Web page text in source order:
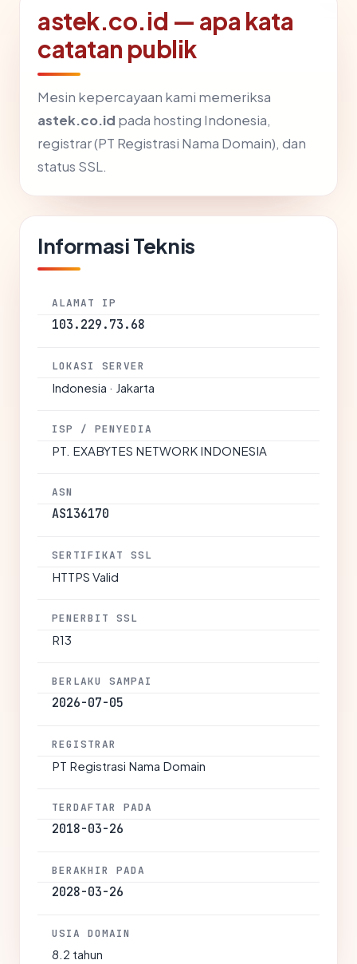
astek.co.id — apa kata
catatan publik
Mesin kepercayaan kami memeriksa
astek.co.id pada hosting Indonesia,
registrar (PT Registrasi Nama Domain), dan
status SSL.
Informasi Teknis
ALAMAT IP
103.229.73.68
LOKASI SERVER
Indonesia · Jakarta
ISP / PENYEDIA
PT. EXABYTES NETWORK INDONESIA
ASN
AS136170
SERTIFIKAT SSL
HTTPS Valid
PENERBIT SSL
R13
BERLAKU SAMPAI
2026-07-05
REGISTRAR
PT Registrasi Nama Domain
TERDAFTAR PADA
2018-03-26
BERAKHIR PADA
2028-03-26
USIA DOMAIN
8.2 tahun